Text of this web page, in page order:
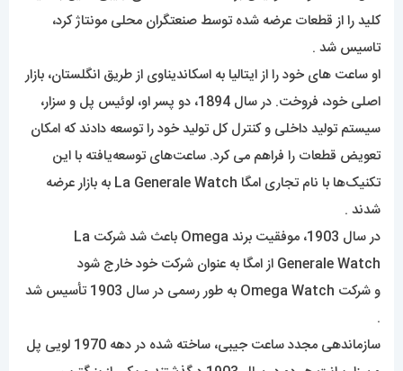
کلید را از قطعات عرضه شده توسط صنعتگران محلی مونتاژ کرد،
تاسیس شد .
او ساعت های خود را از ایتالیا به اسکاندیناوی از طریق انگلستان، بازار
اصلی خود، فروخت. در سال 1894، دو پسر او، لوئیس پل و سزار،
سیستم تولید داخلی و کنترل کل تولید خود را توسعه دادند که امکان
تعویض قطعات را فراهم می کرد. ساعت‌های توسعه‌یافته با این
تکنیک‌ها با نام تجاری امگا La Generale Watch به بازار عرضه
شدند .
در سال 1903، موفقیت برند Omega باعث شد شرکت La
Generale Watch از امگا به عنوان شرکت خود خارج شود
و شرکت Omega Watch به طور رسمی در سال 1903 تأسیس شد
.
سازماندهی مجدد ساعت جیبی، ساخته شده در دهه 1970 لویی پل